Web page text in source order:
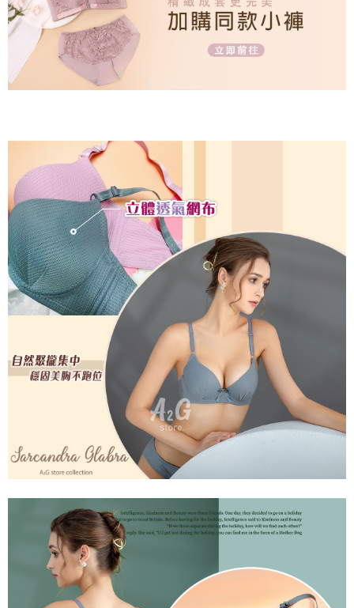
ATM／網路銀行／等多元方式進行付款，方視為交易完成。
※ 請注意：結帳手續完成當下不需立刻繳費，但若您需要取消訂單，請聯絡
購買商品的店家。未經商家同意取消之訂單仍視為有效，需透過AFTEE先享
後付繳納相關費用。
※ 交易是否成功請以「AFTEE先享後付 」之結帳頁面顯示為準，若有關於
是否繳費成功／繳費後需取消欲退款等相關疑問，請聯繫「AFTEE先享後付
１．透過由恩沛科技股份有限公司提供之「AFTEE先享後付」服務完成之交
易，需依本服務之必要範圍內提供個人資料，並將交易相關給付款項請求債
權轉讓予恩沛科技股份有限公司。
２．關於個人資料處理事宜，請瀏覽以下網址：
https://aftee.tw/terms/#terms3
３．未成年的使用者請事先徵得法定代理人或監護人之同意方可使用
「AFTEE先享後付」，若未經同意申辦者引起之損失，本公司不負相關責
任。
４．使用「AFTEE先享後付」時，將依據個別帳號之用戶狀況，依本公司即
時審查核予不同之上限額度；若仍有額度不足之情形，本公司將視審查結果
請求用戶進行身份認證。
５．嚴禁一人註冊多個帳號或使用他人資訊註冊。若發現惡意使用之情形，
恩沛科技股份有限公司將有權停止該用戶之使用額度並採取法律行動。
7-11取貨付款
每筆NT$60，滿NT$699(含以上)免運費
付款後7-11取貨
每筆NT$60，滿NT$699(含以上)免運費
每筆NT$100，滿NT$2,000(含以上)免運費